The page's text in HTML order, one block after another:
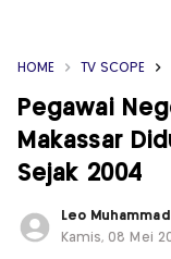
HOME TV SCOPE
Pegawai
Makassar
Sejak 2004
Leo
Kamis, 08 Mei